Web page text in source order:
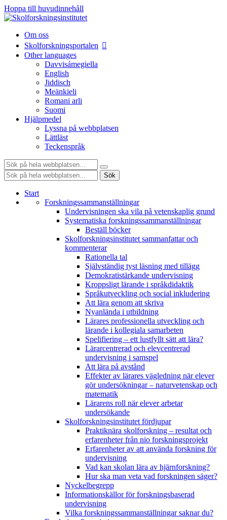
Hoppa till huvudinnehåll
Om oss
Skolforskningsportalen
Other languages
Davvisámegiella
English
Jiddisch
Meänkieli
Romani arli
Suomi
Hjälpmedel
Lyssna på webbplatsen
Lättläst
Teckenspråk
Sök:
Sök:
Sök
Start
Forskningssammanställningar
Undervisningen ska vila på vetenskaplig grund
Systematiska forskningssammanställningar
Beställ böcker
Skolforskningsinstitutet sammanfattar och
kommenterar
Rationella tal
Självständig tyst läsning med tillägg
Demokratistärkande undervisning
Kroppsligt lärande i språkdidaktik
Språkutveckling och social inkludering
Att lära genom att skriva
Nyanlända i utbildning
Lärares professionella utveckling och
lärande i kollegiala samarbeten
Spelifiering – ett lustfyllt sätt att lära?
Lärarcentrerad och elevcentrerad
undervisning i samspel
Att lära på avstånd
Effekter av lärares vägledning när elever
gör undersökningar – naturvetenskap och
matematik
Lärarens roll när elever arbetar
undersökande
Skolforskningsinstitutet fördjupar
Praktiknära skolforskning – resultat och
erfarenheter från nio forskningsprojekt
Erfarenheter av att använda forskning för
undervisning
Vad kan skolan lära av hjärnforskning?
Hur ska man veta vad forskningen säger?
Nyckelbegrepp
Informationskällor för forskningsbaserad
undervisning
Vilka forskningssammanställningar saknar du?